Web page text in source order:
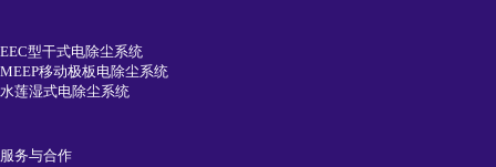
EEC型干式电除尘系统
MEEP移动极板电除尘系统
水莲湿式电除尘系统
服务与合作